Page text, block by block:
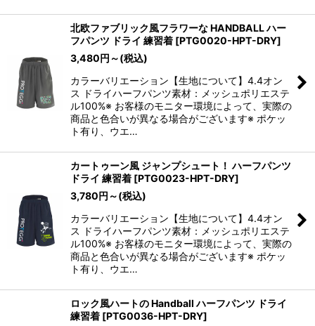
北欧ファブリック風フラワーな HANDBALL ハー
フパンツ ドライ 練習着 [PTG0020-HPT-DRY]
3,480円 ～(税込)
カラーバリエーション【生地について】4.4オン
ス ドライハーフパンツ素材：メッシュポリエステ
ル100%※ お客様のモニター環境によって、実際の
商品と色合いが異なる場合がございます※ ポケッ
ト有り、ウエ…
カートゥーン風 ジャンプシュート！ ハーフパンツ
ドライ 練習着 [PTG0023-HPT-DRY]
3,780円 ～(税込)
カラーバリエーション【生地について】4.4オン
ス ドライハーフパンツ素材：メッシュポリエステ
ル100%※ お客様のモニター環境によって、実際の
商品と色合いが異なる場合がございます※ ポケッ
ト有り、ウエ…
ロック風ハートの Handball ハーフパンツ ドライ
練習着 [PTG0036-HPT-DRY]